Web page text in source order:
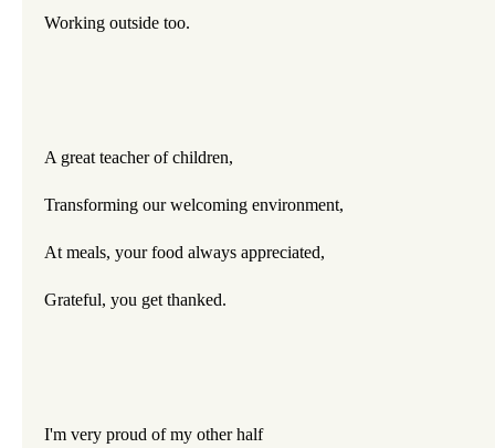
Working outside too.
A great teacher of children,
Transforming our welcoming environment,
At meals, your food always appreciated,
Grateful, you get thanked.
I'm very proud of my other half